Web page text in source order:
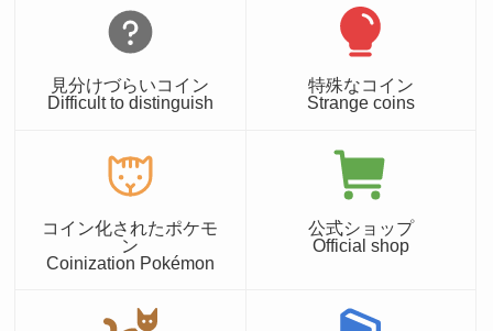
見分けづらいコイン
Difficult to distinguish
特殊なコイン
Strange coins
コイン化されたポケモ
ン
Coinization Pokémon
公式ショップ
Official shop